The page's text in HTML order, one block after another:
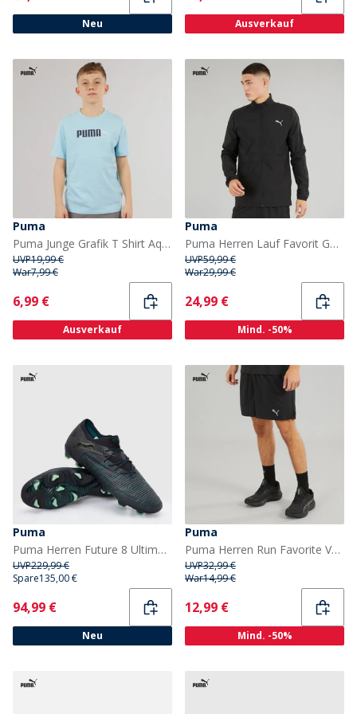
Neu Ausverkauf
Puma
Puma Junge Grafik T Shirt Aqua
UVP19,99 €
War7,99 €
Current
6,99 €
Ausverkauf
Puma
Puma Herren Lauf Favorit Gewebte Laufjacke Puma Schwarz
UVP59,99 €
War29,99 €
Current
24,99 €
Mind. -50%
Puma
Puma Herren Future 8 Ultimate Low FG Firm Ground Fußballschuhe Puma Black
UVP229,99 €
Spare135,00 €
Current
94,99 €
Neu
Puma
Puma Herren Run Favorite Velocity 5 Zoll Laufhose Puma Schwarz
UVP32,99 €
War14,99 €
Current
12,99 €
Mind. -50%